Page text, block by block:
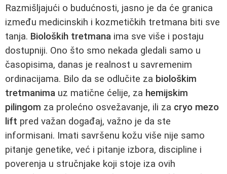
Razmišljajući o budućnosti, jasno je da će granica
između medicinskih i kozmetičkih tretmana biti sve
tanja. Bioloških tretmana ima sve više i postaju
dostupniji. Ono što smo nekada gledali samo u
časopisima, danas je realnost u savremenim
ordinacijama. Bilo da se odlučite za biološkim
tretmanima uz matične ćelije, za hemijskim
pilingom za prolećno osvežavanje, ili za cryo mezo
lift pred važan događaj, važno je da ste
informisani. Imati savršenu kožu više nije samo
pitanje genetike, već i pitanje izbora, discipline i
poverenja u stručnjake koji stoje iza ovih